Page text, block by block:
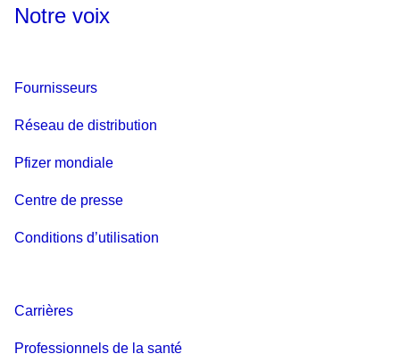
Notre voix
Fournisseurs
Réseau de distribution
Pfizer mondiale
Centre de presse
Conditions d’utilisation
Carrières
Professionnels de la santé